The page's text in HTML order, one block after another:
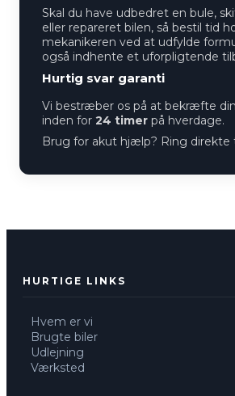
Skal du have udbedret en bule,
eller repareret bilen, så bestil tid
mekanikeren ved at udfylde
også indhente et uforpligtende
Hurtig svar garanti
Vi bestræber os på at bekræfte
inden for 24 timer på hverdage.
Brug for akut hjælp? Ring direkte
HURTIGE LINKS
Hvem er vi
Brugte biler
Udlejning
Værksted